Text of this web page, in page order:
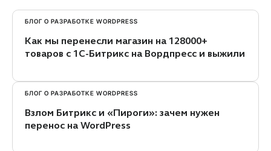
БЛОГ О РАЗРАБОТКЕ WORDPRESS
Как мы перенесли магазин на 128000+
товаров с 1С-Битрикс на Вордпресс и выжили
БЛОГ О РАЗРАБОТКЕ WORDPRESS
Взлом Битрикс и «Пироги»: зачем нужен
перенос на WordPress